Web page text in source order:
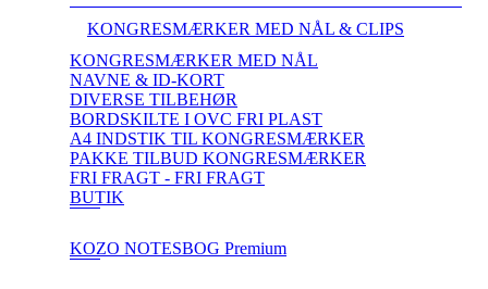
KONGRESMÆRKER MED NÅL & CLIPS
KONGRESMÆRKER MED NÅL
NAVNE & ID-KORT
DIVERSE TILBEHØR
BORDSKILTE I OVC FRI PLAST
A4 INDSTIK TIL KONGRESMÆRKER
PAKKE TILBUD KONGRESMÆRKER
FRI FRAGT - FRI FRAGT
BUTIK
KOZO NOTESBOG Premium